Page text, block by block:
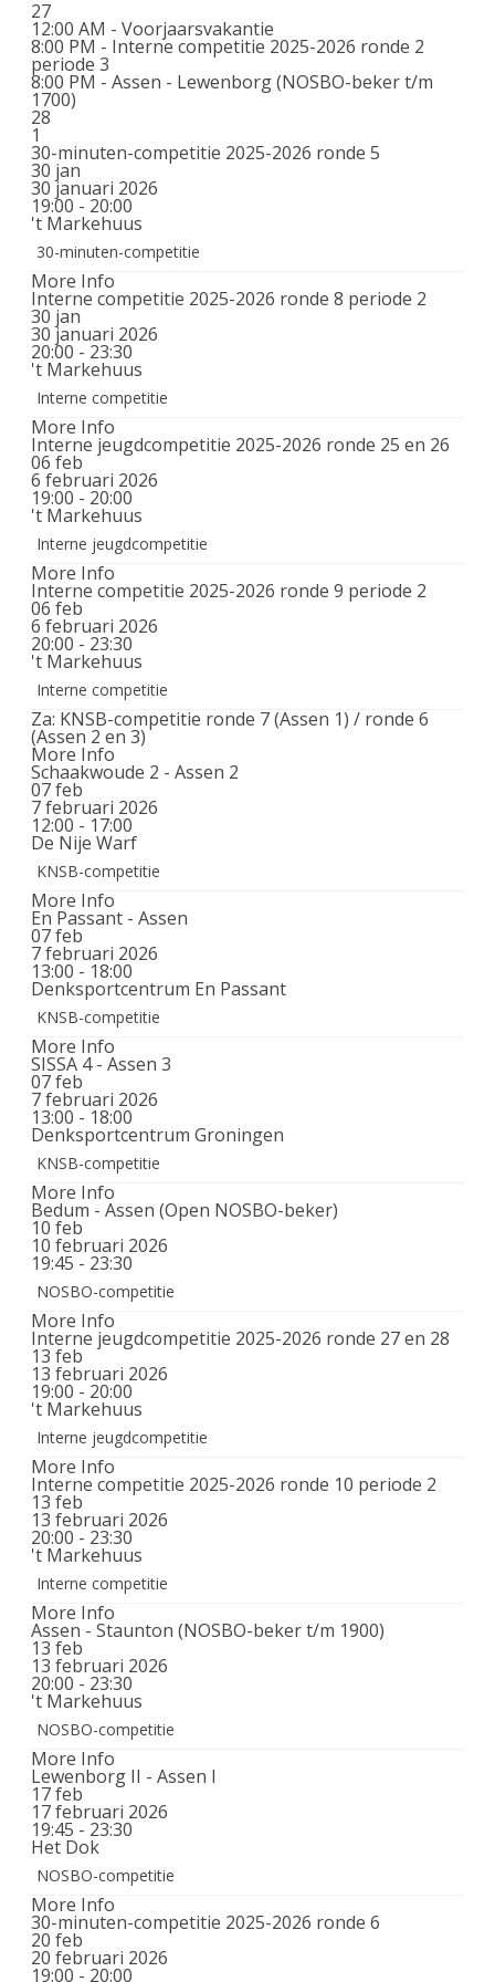
27
12:00 AM - Voorjaarsvakantie
8:00 PM - Interne competitie 2025-2026 ronde 2
periode 3
8:00 PM - Assen - Lewenborg (NOSBO-beker t/m
1700)
28
1
30-minuten-competitie 2025-2026 ronde 5
30 jan
30 januari 2026
19:00 - 20:00
't Markehuus
30-minuten-competitie
More Info
Interne competitie 2025-2026 ronde 8 periode 2
30 jan
30 januari 2026
20:00 - 23:30
't Markehuus
Interne competitie
More Info
Interne jeugdcompetitie 2025-2026 ronde 25 en 26
06 feb
6 februari 2026
19:00 - 20:00
't Markehuus
Interne jeugdcompetitie
More Info
Interne competitie 2025-2026 ronde 9 periode 2
06 feb
6 februari 2026
20:00 - 23:30
't Markehuus
Interne competitie
Za: KNSB-competitie ronde 7 (Assen 1) / ronde 6
(Assen 2 en 3)
More Info
Schaakwoude 2 - Assen 2
07feb
7 februari 2026
12:00 - 17:00
De Nije Warf
KNSB-competitie
More Info
En Passant - Assen
07feb
7 februari 2026
13:00 - 18:00
Denksportcentrum En Passant
KNSB-competitie
More Info
SISSA 4 - Assen 3
07feb
7 februari 2026
13:00 - 18:00
Denksportcentrum Groningen
KNSB-competitie
More Info
Bedum - Assen (Open NOSBO-beker)
10 feb
10 februari 2026
19:45 - 23:30
NOSBO-competitie
More Info
Interne jeugdcompetitie 2025-2026 ronde 27 en 28
13 feb
13 februari 2026
19:00 - 20:00
't Markehuus
Interne jeugdcompetitie
More Info
Interne competitie 2025-2026 ronde 10 periode 2
13 feb
13 februari 2026
20:00 - 23:30
't Markehuus
Interne competitie
More Info
Assen - Staunton (NOSBO-beker t/m 1900)
13 feb
13 februari 2026
20:00 - 23:30
't Markehuus
NOSBO-competitie
More Info
Lewenborg II - Assen I
17feb
17 februari 2026
19:45 - 23:30
Het Dok
NOSBO-competitie
More Info
30-minuten-competitie 2025-2026 ronde 6
20 feb
20 februari 2026
19:00 - 20:00